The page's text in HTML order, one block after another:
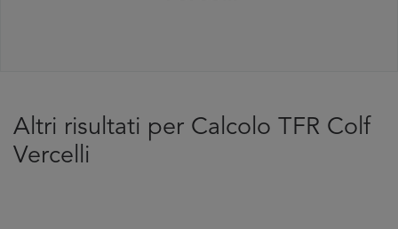
Altri risultati per Calcolo TFR Colf
Vercelli